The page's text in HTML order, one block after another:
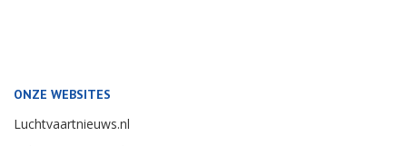
ONZE WEBSITES
Luchtvaartnieuws.nl